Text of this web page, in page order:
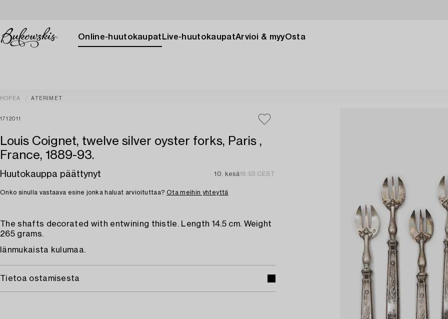
Online-huutokaupat Live-huutokaupatArvioi & myyOsta
HOPEA ATERIMET
1712011
Louis Coignet, twelve silver oyster forks, Paris ,
France, 1889-93.
Huutokauppa päättynyt 10. kesä16:53 CEST
Onko sinulla vastaava esine jonka haluat arvioituttaa? Ota meihin yhteyttä
The shafts decorated with entwining thistle. Length 14.5 cm. Weight
265 grams.
Iänmukaista kulumaa.
Tietoa ostamisesta